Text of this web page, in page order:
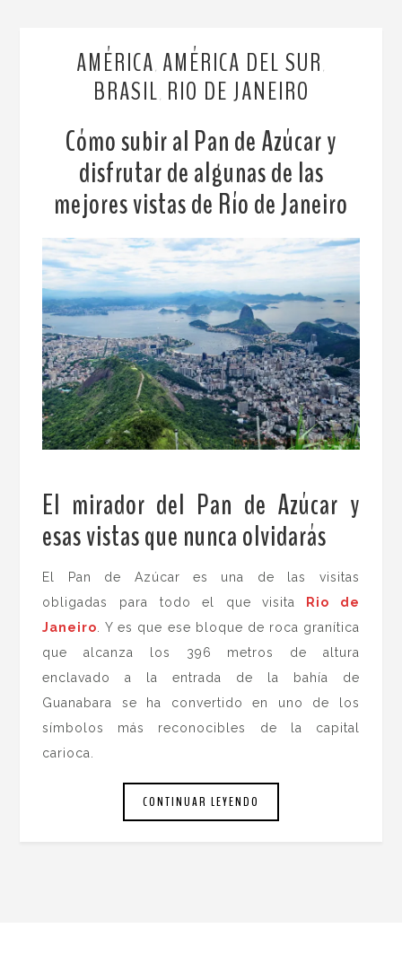
AMÉRICA AMÉRICA DEL SUR
BRASIL RIO DE JANEIRO
Cómo subir al Pan de Azúcar y
disfrutar de algunas de las
mejores vistas de Río de Janeiro
El mirador del Pan de Azúcar y
esas vistas que nunca olvidarás
El Pan de Azúcar es una de las visitas
obligadas para todo el que visita
Rio de
Janeiro . Y es que ese bloque de roca granítica
que alcanza los 396 metros de altura
enclavado a la entrada de la bahía de
Guanabara se ha convertido en uno de los
símbolos más reconocibles de la capital
carioca.
CONTINUAR LEYENDO